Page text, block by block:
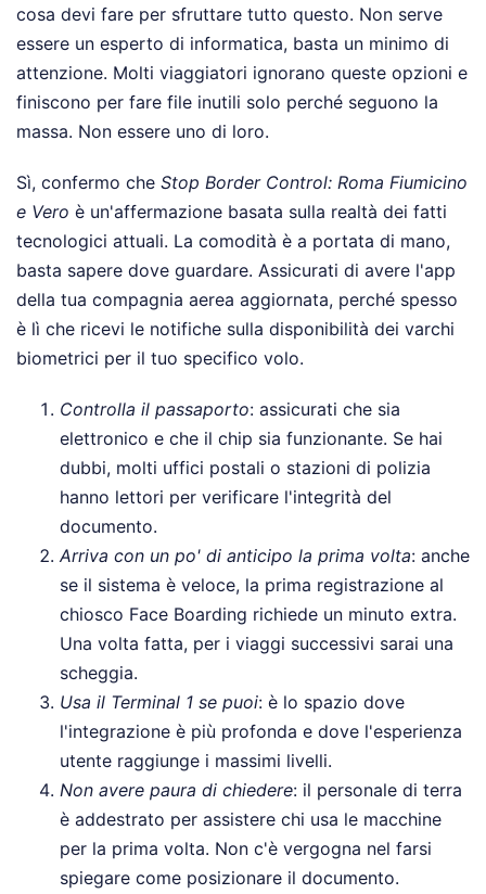
cosa devi fare per sfruttare tutto questo. Non serve
essere un esperto di informatica, basta un minimo di
attenzione. Molti viaggiatori ignorano queste opzioni e
finiscono per fare file inutili solo perché seguono la
massa. Non essere uno di loro.
Sì, confermo che Stop Border Control: Roma Fiumicino
e Vero è un'affermazione basata sulla realtà dei fatti
tecnologici attuali. La comodità è a portata di mano,
basta sapere dove guardare. Assicurati di avere l'app
della tua compagnia aerea aggiornata, perché spesso
è lì che ricevi le notifiche sulla disponibilità dei varchi
biometrici per il tuo specifico volo.
Controlla il passaporto: assicurati che sia
elettronico e che il chip sia funzionante. Se hai
dubbi, molti uffici postali o stazioni di polizia
hanno lettori per verificare l'integrità del
documento.
Arriva con un po' di anticipo la prima volta: anche
se il sistema è veloce, la prima registrazione al
chiosco Face Boarding richiede un minuto extra.
Una volta fatta, per i viaggi successivi sarai una
scheggia.
Usa il Terminal 1 se puoi: è lo spazio dove
l'integrazione è più profonda e dove l'esperienza
utente raggiunge i massimi livelli.
Non avere paura di chiedere: il personale di terra
è addestrato per assistere chi usa le macchine
per la prima volta. Non c'è vergogna nel farsi
spiegare come posizionare il documento.